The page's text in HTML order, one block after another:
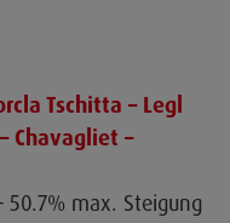
Tschitta – Legl
Chavagliet –
50.7% max. Steigung